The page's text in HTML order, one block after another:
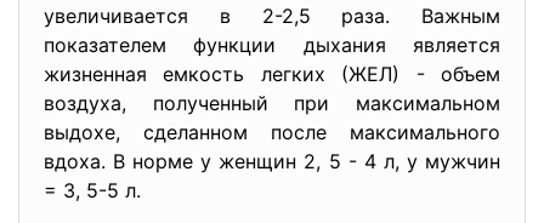
увеличивается в 2-2,5 раза. Важным
показателем функции дыхания является
жизненная емкость легких (ЖЕЛ) - объем
воздуха, полученный при максимальном
выдохе, сделанном после максимального
вдоха. В норме у женщин 2, 5 - 4 л, у мужчин
= 3, 5-5 л.